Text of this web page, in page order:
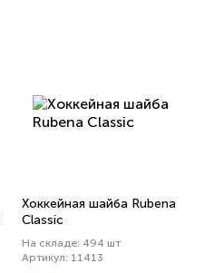
Хоккейная шайба Rubena
Classic
На складе: 494 шт
Артикул: 11413